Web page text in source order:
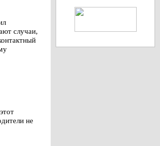
случаи,
не